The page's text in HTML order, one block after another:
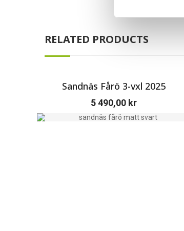
RELATED PRODUCTS
Sandnäs Fårö 3-vxl 2025
5 490,00 kr